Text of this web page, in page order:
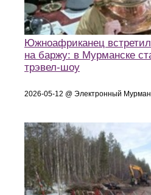
Южноафриканец
на баржу: в Мурманске
трэвел-шоу
2026-05-12 @ Электронный